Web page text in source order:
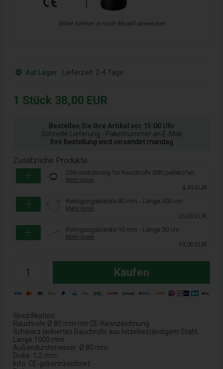
Bilder können je nach Modell abweichen
Lieferzeit: 2-4 Tage
Auf Lager
1 Stück 38,00 EUR
Bestellen Sie Ihre Artikel vor 15:00 Uhr
Schnelle Lieferung - Paketnummer an E-Mail
Ihre Bestellung wird versendet mandag
Zusätzliche Produkte:
Silikondichtung für Rauchrohr Ø80 pelletofen
Mehr lesen
4,49 EUR
Reinigungsbürste 80 mm - Länge 300 cm
Mehr lesen
25,00 EUR
Reinigungsbürste 10 mm - Länge 50 cm
Mehr lesen
19,00 EUR
Kaufen
Spezifikation:
Rauchrohr Ø 80 mm mit CE-Kennzeichnung
Schwarz lackiertes Rauchrohr aus hitzebeständigem Stahl,
Länge 1000 mm
Außendurchmesser: Ø 80 mm
Dicke: 1,2 mm
Info: CE-gekennzeichnet